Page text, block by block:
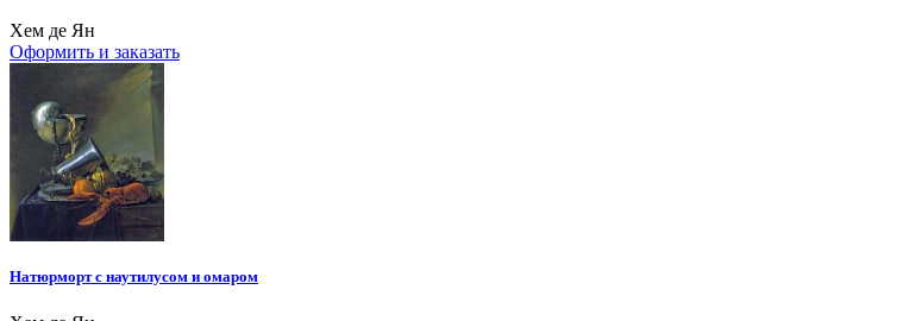
Хем де Ян
Оформить и заказать
Натюрморт с наутилусом и омаром